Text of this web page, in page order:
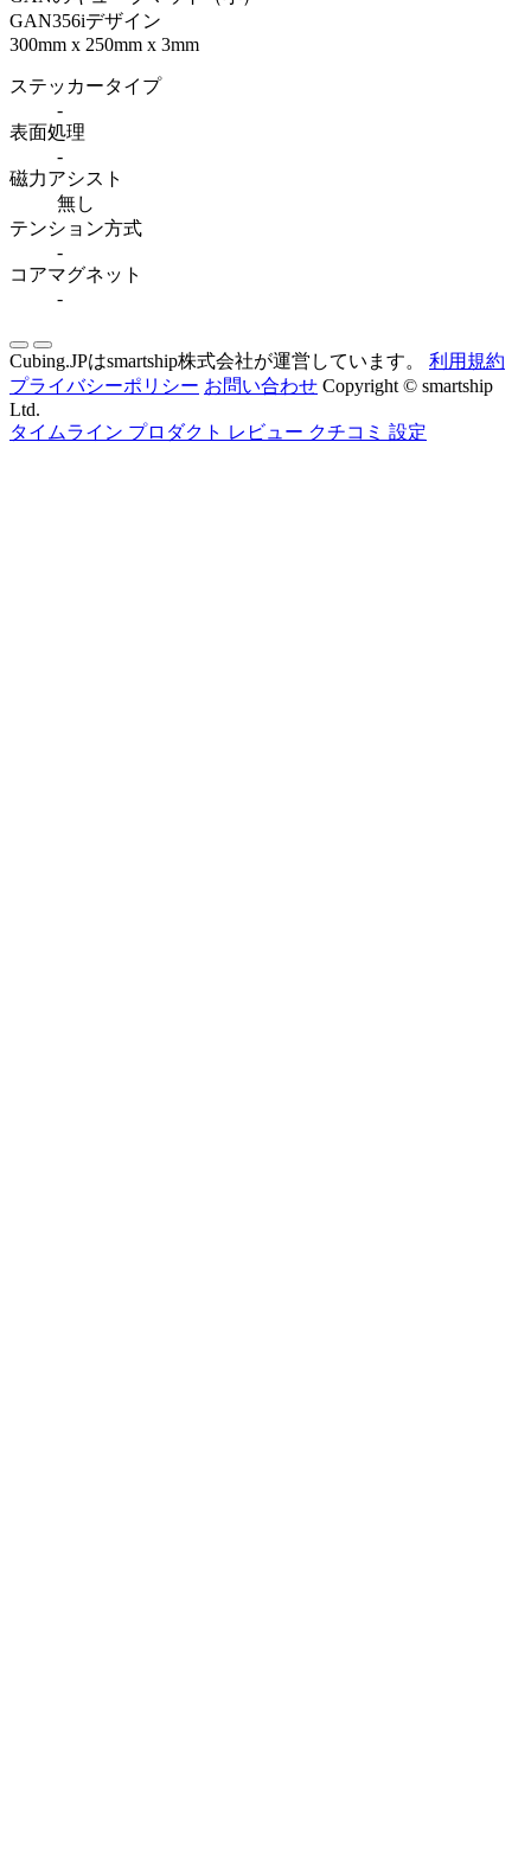
GAN356iデザイン
300mm x 250mm x 3mm
ステッカータイプ
-
表面処理
-
磁力アシスト
無し
テンション方式
-
コアマグネット
-
Cubing.JPはsmartship株式会社が運営しています。
利用規約
プライバシーポリシー お問い合わせ Copyright © smartship
Ltd.
タイムライン プロダクト レビュー クチコミ 設定